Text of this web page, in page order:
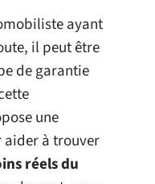
ayant
il peut être
de garantie
une
aider à trouver
réels du